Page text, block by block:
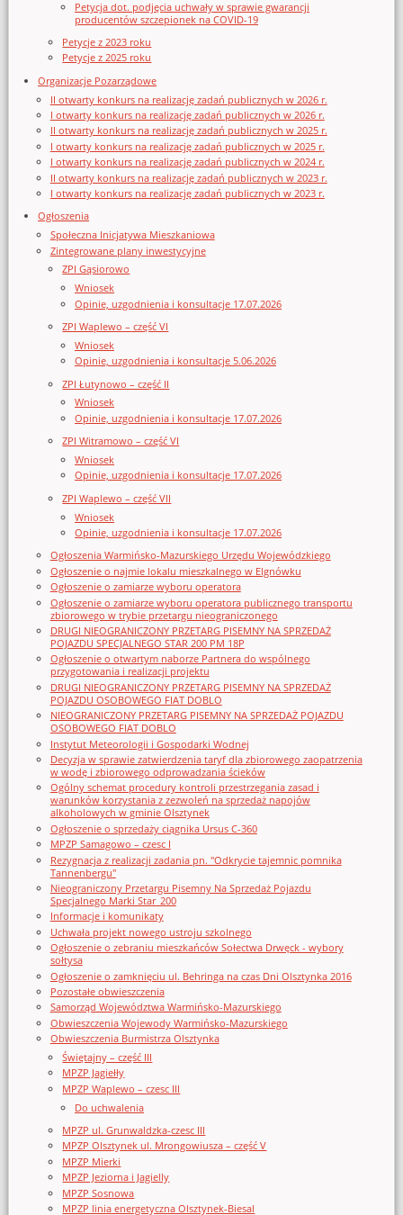
Petycja dot. podjęcia uchwały w sprawie gwarancji
producentów szczepionek na COVID-19
Petycje z 2023 roku
Petycje z 2025 roku
Organizacje Pozarządowe
II otwarty konkurs na realizację zadań publicznych w 2026 r.
I otwarty konkurs na realizację zadań publicznych w 2026 r.
II otwarty konkurs na realizację zadań publicznych w 2025 r.
I otwarty konkurs na realizację zadań publicznych w 2025 r.
I otwarty konkurs na realizację zadań publicznych w 2024 r.
II otwarty konkurs na realizację zadań publicznych w 2023 r.
I otwarty konkurs na realizację zadań publicznych w 2023 r.
Ogłoszenia
Społeczna Inicjatywa Mieszkaniowa
Zintegrowane plany inwestycyjne
ZPI Gąsiorowo
Wniosek
Opinie, uzgodnienia i konsultacje 17.07.2026
ZPI Waplewo – część VI
Wniosek
Opinie, uzgodnienia i konsultacje 5.06.2026
ZPI Łutynowo – część II
Wniosek
Opinie, uzgodnienia i konsultacje 17.07.2026
ZPI Witramowo – część VI
Wniosek
Opinie, uzgodnienia i konsultacje 17.07.2026
ZPI Waplewo – część VII
Wniosek
Opinie, uzgodnienia i konsultacje 17.07.2026
Ogłoszenia Warmińsko-Mazurskiego Urzędu Wojewódzkiego
Ogłoszenie o najmie lokalu mieszkalnego w Elgnówku
Ogłoszenie o zamiarze wyboru operatora
Ogłoszenie o zamiarze wyboru operatora publicznego transportu
zbiorowego w trybie przetargu nieograniczonego
DRUGI NIEOGRANICZONY PRZETARG PISEMNY NA SPRZEDAŻ
POJAZDU SPECJALNEGO STAR 200 PM 18P
Ogłoszenie o otwartym naborze Partnera do wspólnego
przygotowania i realizacji projektu
DRUGI NIEOGRANICZONY PRZETARG PISEMNY NA SPRZEDAŻ
POJAZDU OSOBOWEGO FIAT DOBLO
NIEOGRANICZONY PRZETARG PISEMNY NA SPRZEDAŻ POJAZDU
OSOBOWEGO FIAT DOBLO
Instytut Meteorologii i Gospodarki Wodnej
Decyzja w sprawie zatwierdzenia taryf dla zbiorowego zaopatrzenia
w wodę i zbiorowego odprowadzania ścieków
Ogólny schemat procedury kontroli przestrzegania zasad i
warunków korzystania z zezwoleń na sprzedaż napojów
alkoholowych w gminie Olsztynek
Ogłoszenie o sprzedaży ciągnika Ursus C-360
MPZP Samagowo – czesc I
Rezygnacja z realizacji zadania pn. "Odkrycie tajemnic pomnika
Tannenbergu"
Nieograniczony Przetargu Pisemny Na Sprzedaż Pojazdu
Specjalnego Marki Star_200
Informacje i komunikaty
Uchwała projekt nowego ustroju szkolnego
Ogłoszenie o zebraniu mieszkańców Sołectwa Drwęck - wybory
sołtysa
Ogłoszenie o zamknięciu ul. Behringa na czas Dni Olsztynka 2016
Pozostałe obwieszczenia
Samorząd Województwa Warmińsko-Mazurskiego
Obwieszczenia Wojewody Warmińsko-Mazurskiego
Obwieszczenia Burmistrza Olsztynka
Świętajny – część III
MPZP Jagiełły
MPZP Waplewo – czesc III
Do uchwalenia
MPZP ul. Grunwaldzka-czesc III
MPZP Olsztynek ul. Mrongowiusza – część V
MPZP Mierki
MPZP Jeziorna i Jagielly
MPZP Sosnowa
MPZP linia energetyczna Olsztynek-Biesal